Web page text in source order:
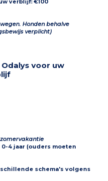
verblijf: €100
Honden behalve
verplicht)
voor uw
4 jaar (ouders moeten
schema's volgens